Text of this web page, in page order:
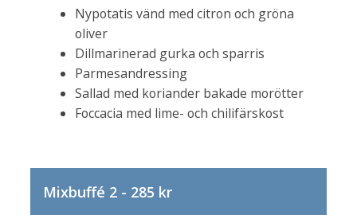
Nypotatis vänd med citron och gröna
oliver
Dillmarinerad gurka och sparris
Parmesandressing
Sallad med koriander bakade morötter
Foccacia med lime- och chilifärskost
Mixbuffé 2 - 285 kr